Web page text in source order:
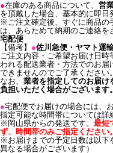
●在庫のある商品について、 営
を頂戴した場合、基本的に即日
※ご注文確定後、すぐに商品の
は、あらためて納期のご連絡を
宅配便
【備考】 ●佐川急便・ヤマト運
ご注文内容・ご希望お届け日
われる配送業者・方法でのお届
できませんのでご了承ください。
なお、 業者を指定してのお届け
負担いただく場合がございます。
●宅配便でお届けの場合には、
指定可能な時間帯については詳
※岡山県からの発送です。 最短
ず、時間帯のみご指定ください。
※お届けまでの予定日数は以下
異なる場合がございます）